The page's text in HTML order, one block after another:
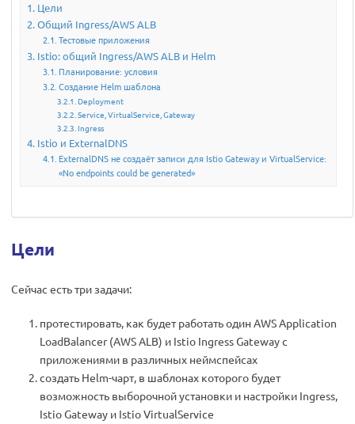
Цели
Общий Ingress/AWS ALB
Тестовые приложения
Istio: общий Ingress/AWS ALB и Helm
Планирование: условия
Создание Helm шаблона
Deployment
Service, VirtualService, Gateway
Ingress
Istio и ExternalDNS
ExternalDNS не создаёт записи для Istio Gateway и VirtualService:
«No endpoints could be generated»
Цели
Сейчас есть три задачи:
протестировать, как будет работать один AWS Application
LoadBalancer (AWS ALB) и Istio Ingress Gateway с
приложениями в различных неймспейсах
создать Helm-чарт, в шаблонах которого будет
возможность выборочной установки и настройки Ingress,
Istio Gateway и Istio VirtualService